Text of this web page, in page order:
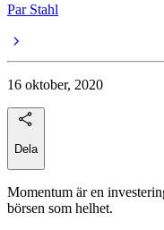
Par Stahl
16 oktober, 2020
Dela
Momentum är en
börsen som helhet.